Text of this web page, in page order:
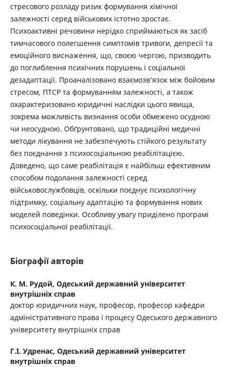
стресового розладу ризик формування хімічної
залежності серед військових істотно зростає.
Психоактивні речовини нерідко сприймаються як засіб
тимчасового полегшення симптомів тривоги, депресії та
емоційного виснаження, що, своєю чергою, призводить
до поглиблення психічних порушень і соціальної
дезадаптації. Проаналізовано взаємозв’язок між бойовим
стресом, ПТСР та формуванням залежності, а також
охарактеризовано юридичні наслідки цього явища,
зокрема можливість визнання особи обмежено осудною
чи неосудною. Обґрунтовано, що традиційні медичні
методи лікування не забезпечують стійкого результату
без поєднання з психосоціальною реабілітацією.
Доведено, що саме реабілітація є найбільш ефективним
способом подолання залежності серед
військовослужбовців, оскільки поєднує психологічну
підтримку, соціальну адаптацію та формування нових
моделей поведінки. Особливу увагу приділено програмі
психосоціальної реабілітації.
Біографії авторів
К. М. Рудой, Одеський державний університет
внутрішніх справ
доктор юридичних наук, професор, професор кафедри
адміністративного права і процесу Одеського державного
університету внутрішніх справ
Г.І. Удренас, Одеський державний університет
внутрішніх справ